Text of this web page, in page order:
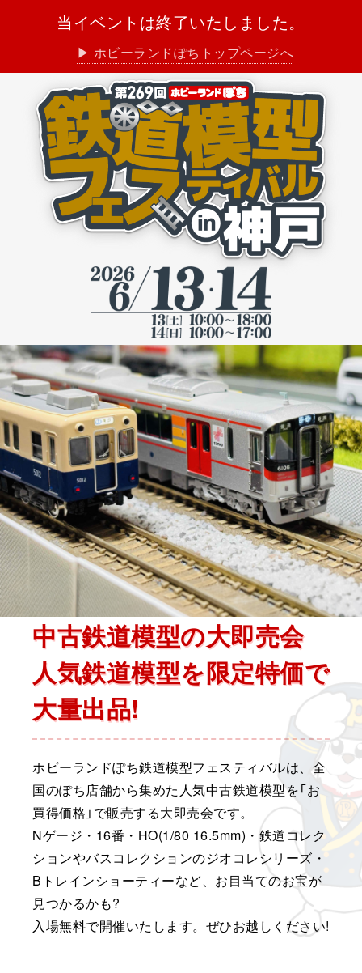
当イベントは終了いたしました。
▶ ホビーランドぽちトップページへ
中古鉄道模型の大即売会
人気鉄道模型を限定特価で
大量出品!
ホビーランドぽち鉄道模型フェスティバルは、全
国のぽち店舗から集めた 人気中古鉄道模型を「お
買得価格」で販売する大即売会です。
Nゲージ・16番・HO(1/80 16.5mm)・鉄道コレク
ションやバスコレクションのジオコレシリーズ・
Bトレインショーティーなど、お目当てのお宝が
見つかるかも?
入場無料で開催いたします。ぜひお越しください!